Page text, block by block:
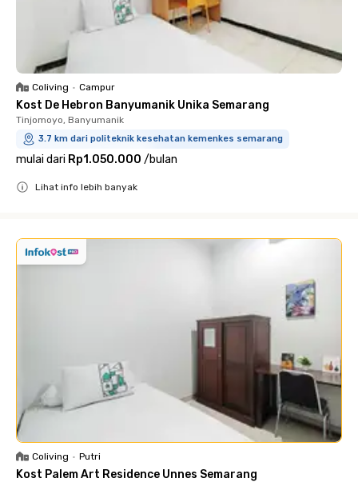
Coliving • Campur
Kost De Hebron Banyumanik Unika Semarang
Tinjomoyo, Banyumanik
3.7 km dari politeknik kesehatan kemenkes semarang
mulai dari Rp1.050.000 /bulan
Lihat info lebih banyak
Coliving • Putri
Kost Palem Art Residence Unnes Semarang